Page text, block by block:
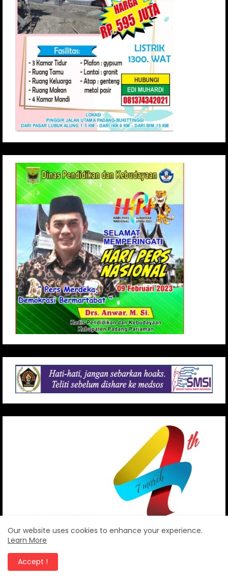
Our website uses cookies to enhance your experience.
Learn More
Accept !